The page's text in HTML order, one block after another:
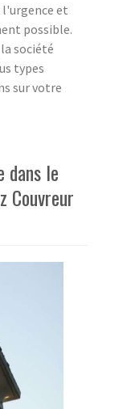
l'urgence et
possible.
société
types
sur votre
dans le
Couvreur